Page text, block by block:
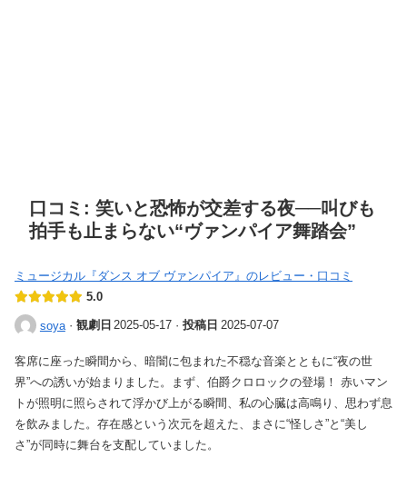
口コミ: 笑いと恐怖が交差する夜──叫びも
拍手も止まらない“ヴァンパイア舞踏会”
ミュージカル『ダンス オブ ヴァンパイア』のレビュー・口コミ
5.0
soya · 観劇日 2025-05-17 · 投稿日 2025-07-07
客席に座った瞬間から、暗闇に包まれた不穏な音楽とともに“夜の世
界”への誘いが始まりました。まず、伯爵クロロックの登場！ 赤いマン
トが照明に照らされて浮かび上がる瞬間、私の心臓は高鳴り、思わず息
を飲みました。存在感という次元を超えた、まさに“怪しさ”と“美し
さ”が同時に舞台を支配していました。